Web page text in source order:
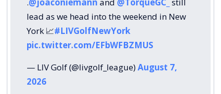
lead as we head into the weekend in New
York 📈#LIVGolfNewYork
pic.twitter.com/EFbWFBZMUS
— LIV Golf (@livgolf_league)August 7,
2026